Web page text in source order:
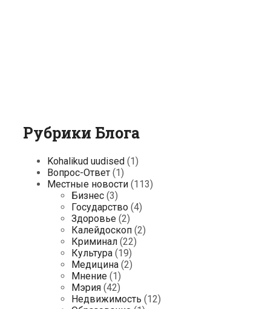
Рубрики Блога
Kohalikud uudised (1)
Вопрос-Ответ (1)
Местные новости (113)
Бизнес (3)
Государство (4)
Здоровье (2)
Калейдоскоп (2)
Криминал (22)
Культура (19)
Медицина (2)
Мнение (1)
Мэрия (42)
Недвижимость (12)